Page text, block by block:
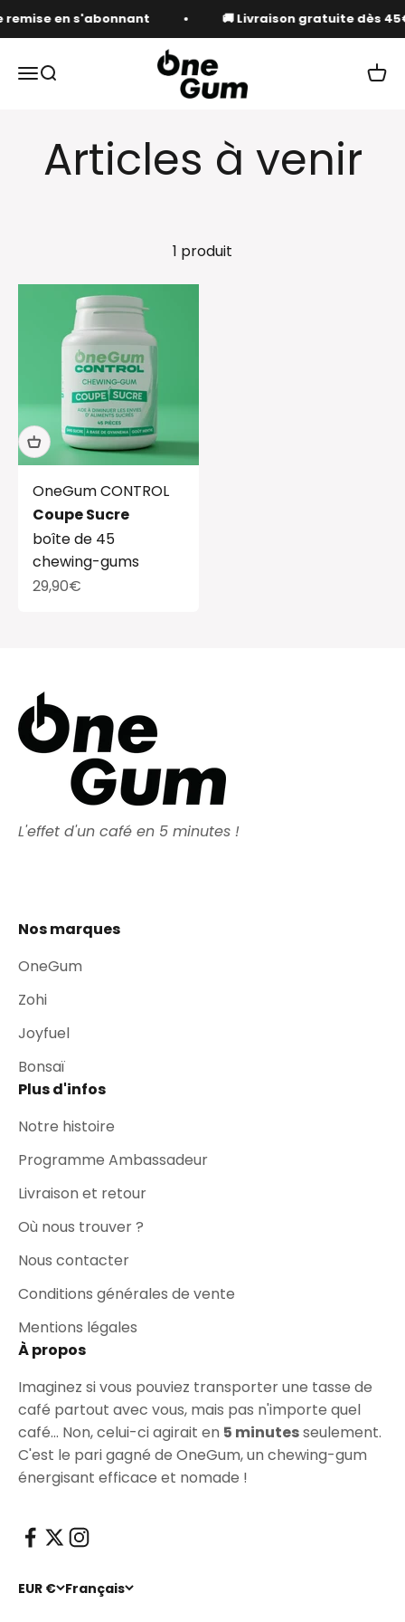
Passer au contenu
remise en s'abonnant 🚚 Livraison gratuite dès
Ouvrir la navigation
Ouvrir la recherche
OneGum
Voir
1 produit
OneGum CONTROL
Coupe Sucre
boîte de 45
chewing-gums
Prix de vente
29,90€
L'effet d'un café en 5 minutes !
Nos marques
OneGum
Zohi
Joyfuel
Bonsaï
Plus d'infos
Notre histoire
Programme Ambassadeur
Livraison et retour
Où nous trouver ?
Nous contacter
Conditions générales de vente
Mentions légales
À propos
Imaginez si vous pouviez transporter une tasse de
café partout avec vous, mais pas n'importe quel
café... Non, celui-ci agirait en 5 minutesseulement.
C'est le pari gagné de OneGum, un chewing-gum
énergisant efficace et nomade !
EUR € Français